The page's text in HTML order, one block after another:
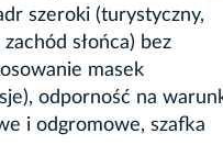
szeroki (turystyczny,
słońca) bez
masek
odporność na
i odgromowe, szafka